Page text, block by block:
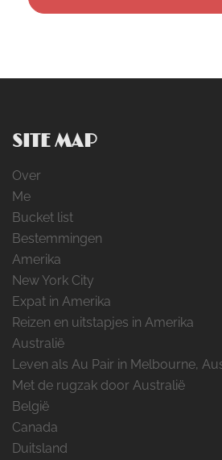
SITE MAP
Over
Me
Bucket list
Bestemmingen
Amerika
New York City
Expat in Amerika
Reizen en uitstapjes in Amerika
Australië
Leven als Au Pair in Melbourne,
Met de rugzak door Australië
België
Canada
Duitsland